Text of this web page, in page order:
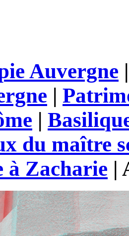
Auvergne
|
|
du maître
à Zacharie |